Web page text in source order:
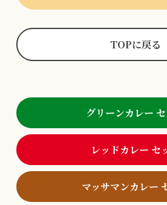
TOPに戻る
グリーンカレー
レッドカレー セ
マッサマンカレー